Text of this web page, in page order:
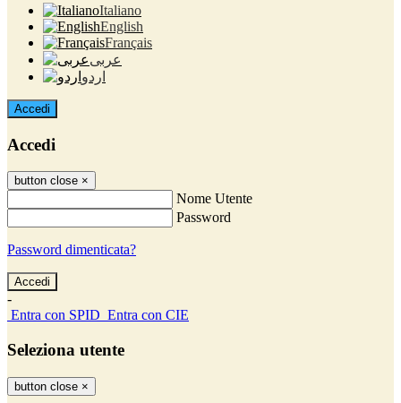
Italiano
English
Français
عربى
اردو
Accedi
Accedi
button close ×
Nome Utente
Password
Password dimenticata?
-
Entra con SPID Entra con CIE
Seleziona utente
button close ×